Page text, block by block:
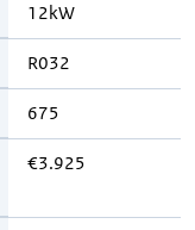
12kW
R032
675
€3.925